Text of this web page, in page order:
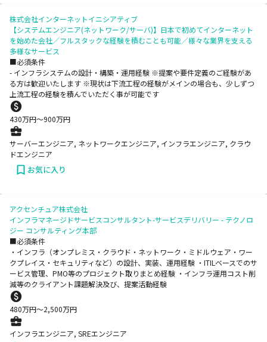
株式会社インターネットイニシアティブ
【システムエンジニア(ネットワーク/サーバ)】日本で初めてインターネット
を始めた会社／フルスタックな経験を積むことも可能／様々な業界を支える
多様なサービス
■必須条件
- インフラシステムの設計・構築・運用経験 ※提案や要件定義のご経験があ
る方は歓迎いたします ※現状は下流工程の経験がメインの場合も、少しずつ
上流工程の経験を積んでいただく事が可能です
430万円〜900万円
サーバーエンジニア, ネットワークエンジニア, インフラエンジニア, クラウ
ドエンジニア
お気に入り
アクセンチュア株式会社
インフラマネージドサービスコンサルタント-サービスデリバリー - テクノロ
ジー コンサルティング本部
■必須条件
・インフラ（オンプレミス・クラウド・ネットワーク・ミドルウェア・ワー
クプレイス・セキュリティなど）の設計、実装、運用経験 ・ITILベースでのサ
ービス管理、PMO等のプロジェクト取りまとめ経験 ・インフラ運用コスト削
減等のクライアント課題解決及び、提案活動経験
480万円〜2,500万円
インフラエンジニア, SREエンジニア